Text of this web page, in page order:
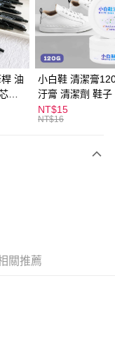
油
小白鞋 清潔膏
汙膏 清潔劑 鞋子
漬 白皮鞋 鞋油
NT$15
NT$16
關推薦